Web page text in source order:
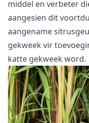
middel en verbeter
aangesien dit
aangename
gekweek vir
katte gekweek word.